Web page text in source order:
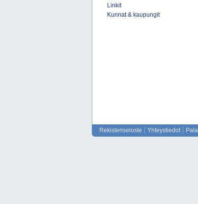
Linkit
Kunnat & kaupungit
Rekisteriseloste Yhteystiedot